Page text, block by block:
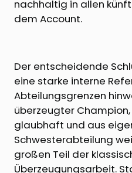
nachhaltig in allen
dem Account.
Der entscheidende
eine starke interne
Abteilungsgrenzen
überzeugter
glaubhaft und aus
Schwesterabteilung
großen Teil der
Überzeugungsarbeit.